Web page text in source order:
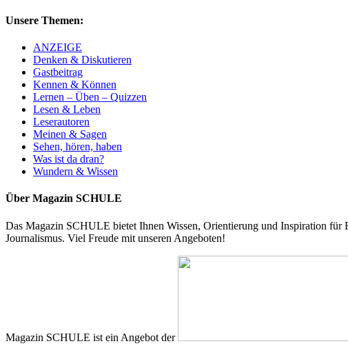
Unsere Themen:
ANZEIGE
Denken & Diskutieren
Gastbeitrag
Kennen & Können
Lernen – Üben – Quizzen
Lesen & Leben
Leserautoren
Meinen & Sagen
Sehen, hören, haben
Was ist da dran?
Wundern & Wissen
Über Magazin SCHULE
Das Magazin SCHULE bietet Ihnen Wissen, Orientierung und Inspiration für
Journalismus. Viel Freude mit unseren Angeboten!
Magazin SCHULE ist ein Angebot der